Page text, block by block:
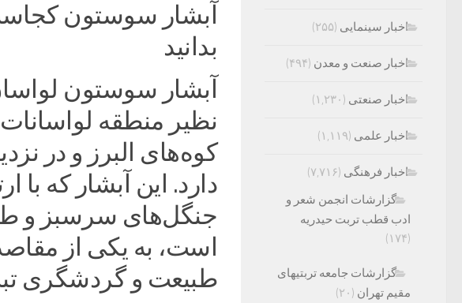
آبشار سوستون
بدانید
آبشار سوستون
نظیر منطقه
کوه‌های البرز و در
جنگل‌های سرسبز و
است، به یکی از
طبیعت و گردشگری
اخبار سینمایی (۲۵۵)
اخبار صنعت و معدن (۴۹۴)
اخبار صنعتی (۱,۲۳۰)
اخبار علمی (۱,۱۱۹)
اخبار فرهنگی (۷,۷۱۶)
گزارشات انجمن شعر و
ادب قطب تربت حیدریه
(۱۷۴)
گزارشات جامعه تربتیهای
مقیم تهران (۲۰)